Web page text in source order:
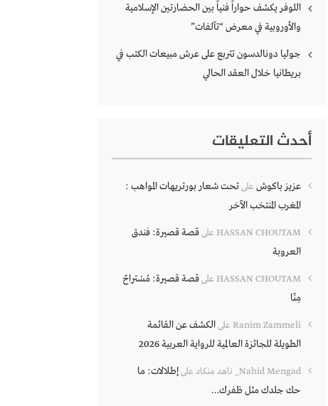
اللوفر يكشف حواراً فنياً بين الحضارتين الإسلامية
والأوروبية في معرض “تآلفات”
جوليا دونالدسون تتربع على عرش مبيعات الكتب في
بريطانيا خلال العقد الحالي
أحدث التعليقات
عزيز باكوش علىتحت شعار بورتريهات المواهب :
المغرب المنتخب الآخر
HASSAN CHOUTAM علىقصة قصيرة: فندق
العروبة
HASSAN CHOUTAM علىقصة قصيرة: مُسْتراحٌ
مِنّا
Ranim Zammeli علىالكشف عن القائمة
الطويلة للجائزة العالمية للرواية العربية 2026
Nahid Mengad_ ناهد منكاد علىإطلالات: ما
حك جلدك مثل ظفرك…